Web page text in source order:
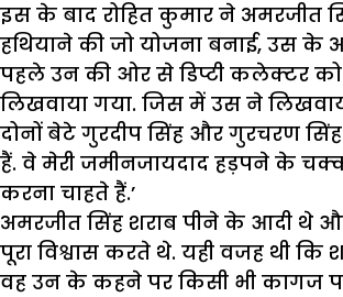
इस के बाद रोहित कुमार ने अमरजीत
हथियाने की जो योजना बनाई, उस के
पहले उन की ओर से डिप्टी कलेक्टर
लिखवाया गया. जिस में उस ने
दोनों बेटे गुरदीप सिंह और गुरचरण
हैं. वे मेरी जमीनजायदाद हड़पने के
करना चाहते हैं.’
अमरजीत सिंह शराब पीने के आदी थे
पूरा विश्वास करते थे. यही वजह थी कि
वह उन के कहने पर किसी भी कागज